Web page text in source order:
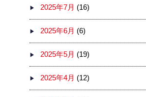
2025年7月 (16)
2025年6月 (6)
2025年5月 (19)
2025年4月 (12)